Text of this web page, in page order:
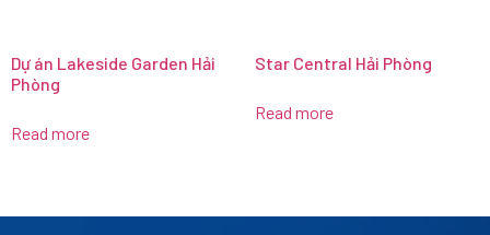
Dự án Lakeside Garden Hải
Phòng
Read more
Star Central Hải Phòng
Read more